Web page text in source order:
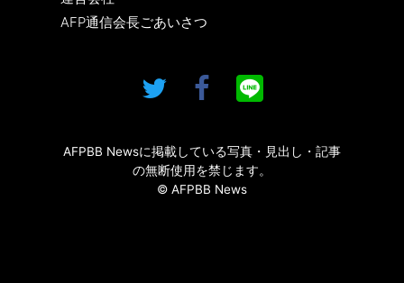
AFP通信会長ごあいさつ
AFPBB Newsに掲載している写真・見出し・記事
の無断使用を禁じます。
© AFPBB News